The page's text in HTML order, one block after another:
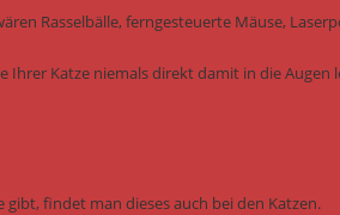
Rasselbälle, ferngesteuerte Mäuse,
Ihrer Katze niemals direkt damit in die Augen
findet man dieses auch bei den Katzen.